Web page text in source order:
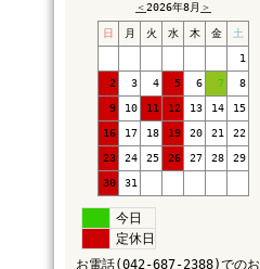
＜2026年8月 ＞
日 月 火 水 木 金 土
1
2 3 4 5 6 7 8
9 10 11 12 13 14 15
16 17 18 19 20 21 22
23 24 25 26 27 28 29
30 31
今日
定休日
お電話(042-687-2388)でのお